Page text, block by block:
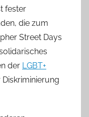
fester
die zum
Street Days
der LGBT+